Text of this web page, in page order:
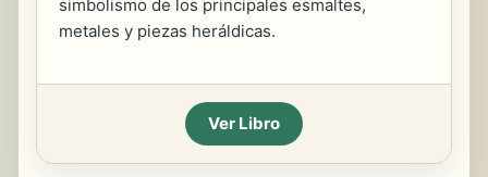
simbolismo de los principales esmaltes,
metales y piezas heráldicas.
Ver Libro